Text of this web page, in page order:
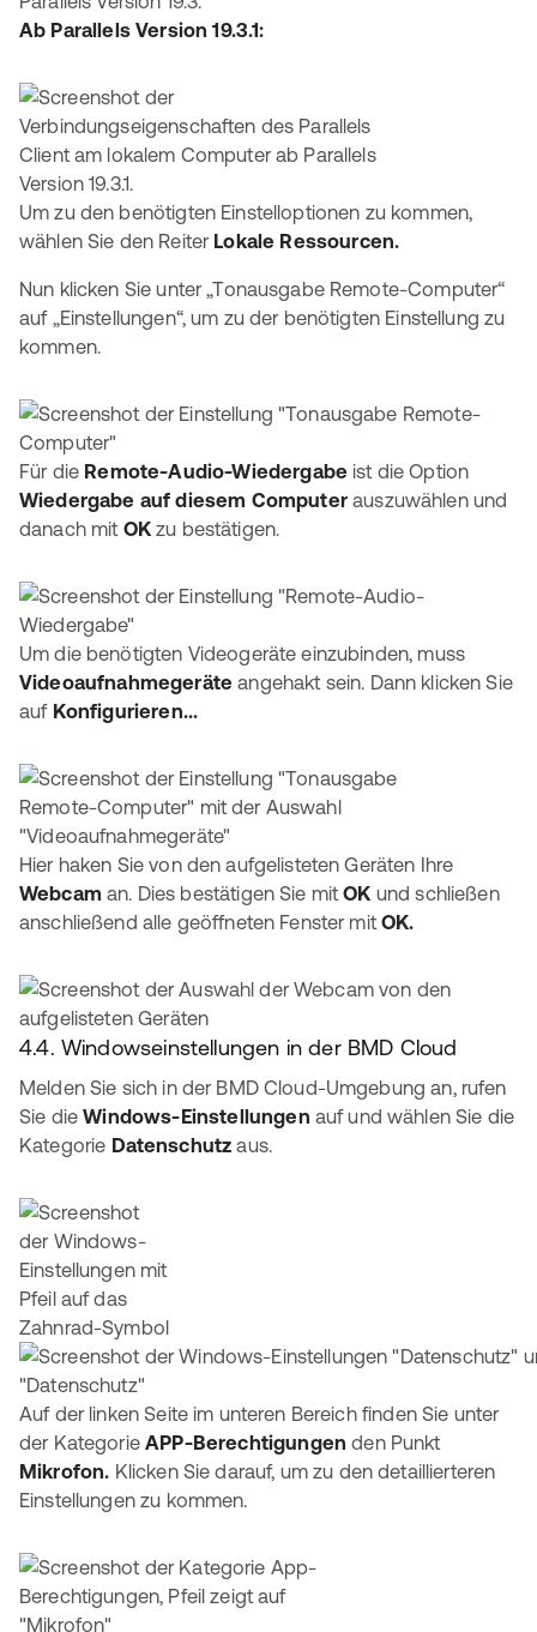
Ab Parallels Version 19.3.1:
Um zu den benötigten Einstelloptionen zu kommen,
wählen Sie den Reiter Lokale Ressourcen.
Nun klicken Sie unter „Tonausgabe Remote-Computer“
auf „Einstellungen“, um zu der benötigten Einstellung zu
kommen.
Für die Remote-Audio-Wiedergabe ist die Option
Wiedergabe auf diesem Computerauszuwählen und
danach mit OKzu bestätigen.
Um die benötigten Videogeräte einzubinden, muss
Videoaufnahmegeräte angehakt sein. Dann klicken Sie
auf Konfigurieren...
Hier haken Sie von den aufgelisteten Geräten Ihre
Webcam an. Dies bestätigen Sie mitOK und schließen
anschließend alle geöffneten Fenster mitOK.
4.4. Windowseinstellungen in der BMD Cloud
Melden Sie sich in der BMD Cloud-Umgebung an, rufen
Sie dieWindows-Einstellungen auf und wählen Sie die
Kategorie Datenschutz aus.
Auf der linken Seite im unteren Bereich finden Sie unter
der KategorieAPP-Berechtigungen den Punkt
Mikrofon. Klicken Sie darauf, um zu den detaillierteren
Einstellungen zu kommen.